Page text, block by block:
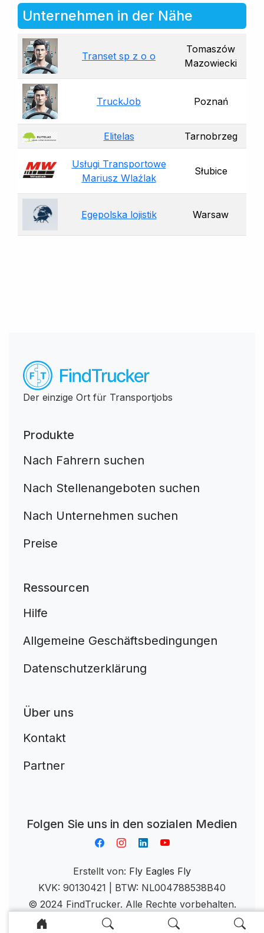
Unternehmen in der Nähe
Transet sp z o o
Tomaszów
Mazowiecki
TruckJob Poznań
Elitelas Tarnobrzeg
Usługi Transportowe
Mariusz Wlaźlak
Słubice
Egepolska lojistik Warsaw
Der einzige Ort für Transportjobs
Produkte
Nach Fahrern suchen
Nach Stellenangeboten suchen
Nach Unternehmen suchen
Preise
Ressourcen
Hilfe
Allgemeine Geschäftsbedingungen
Datenschutzerklärung
Über uns
Kontakt
Partner
Folgen Sie uns in den sozialen Medien
Erstellt von: Fly Eagles Fly
KVK: 90130421 | BTW: NL004788538B40
© 2024 FindTrucker. Alle Rechte vorbehalten.